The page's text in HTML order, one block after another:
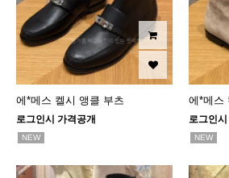
에*메스 켈시 앵클 부츠
로그인시 가격공개
NEW
에*메스
로그인시
NEW